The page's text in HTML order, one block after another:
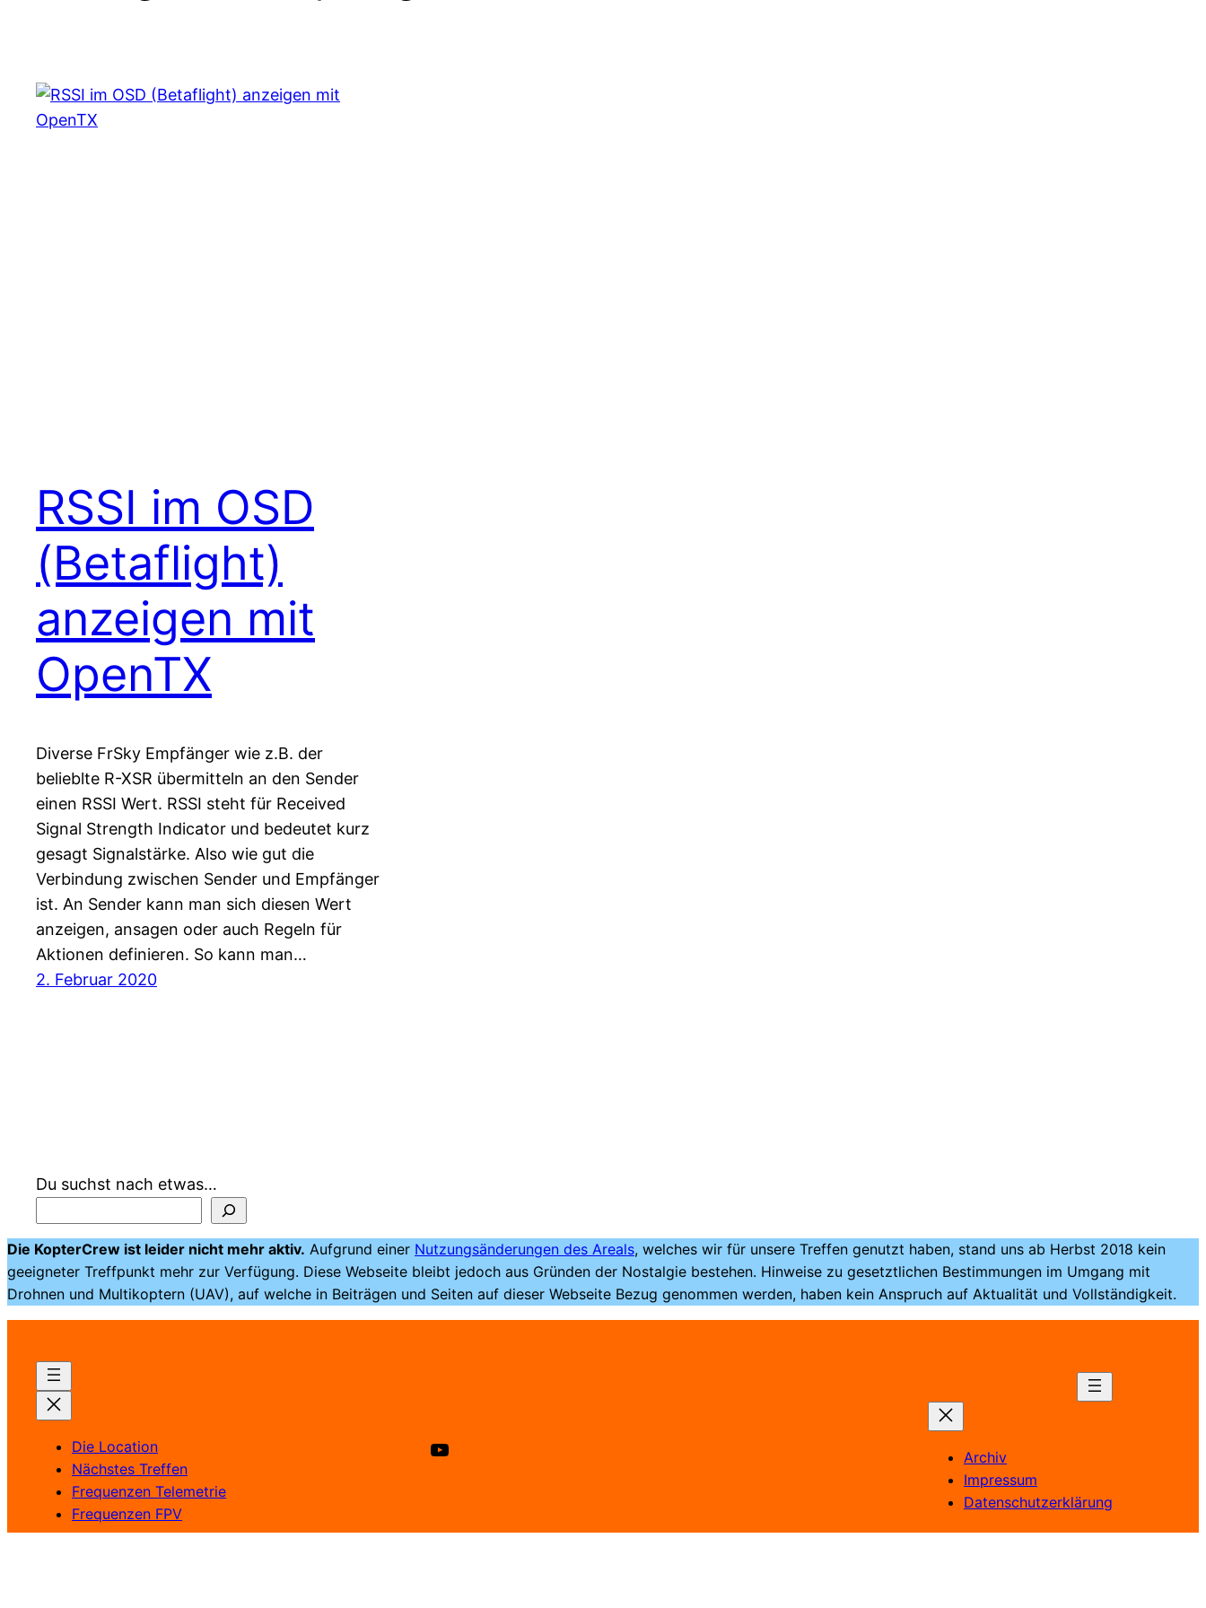
RSSI im OSD
(Betaflight)
anzeigen mit
OpenTX
Diverse FrSky Empfänger wie z.B. der
belieblte R-XSR übermitteln an den Sender
einen RSSI Wert. RSSI steht für Received
Signal Strength Indicator und bedeutet kurz
gesagt Signalstärke. Also wie gut die
Verbindung zwischen Sender und Empfänger
ist. An Sender kann man sich diesen Wert
anzeigen, ansagen oder auch Regeln für
Aktionen definieren. So kann man…
2. Februar 2020
Du suchst nach etwas…
Die KopterCrew ist leider nicht mehr aktiv. Aufgrund einer Nutzungsänderungen des Areals, welches wir für unsere Treffen genutzt haben, stand uns ab Herbst 2018 kein
geeigneter Treffpunkt mehr zur Verfügung. Diese Webseite bleibt jedoch aus Gründen der Nostalgie bestehen. Hinweise zu gesetztlichen Bestimmungen im Umgang mit
Drohnen und Multikoptern (UAV), auf welche in Beiträgen und Seiten auf dieser Webseite Bezug genommen werden, haben kein Anspruch auf Aktualität und Vollständigkeit.
Die Location
Nächstes Treffen
Frequenzen Telemetrie
Frequenzen FPV
Besuche unsere YouTube Kanal
Archiv
Impressum
Datenschutzerklärung